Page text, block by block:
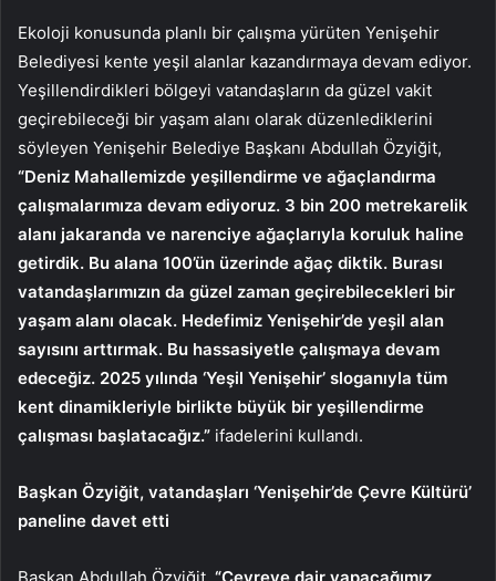
Ekoloji konusunda planlı bir çalışma yürüten Yenişehir
Belediyesi kente yeşil alanlar kazandırmaya devam ediyor.
Yeşillendirdikleri bölgeyi vatandaşların da güzel vakit
geçirebileceği bir yaşam alanı olarak düzenlediklerini
söyleyen Yenişehir Belediye Başkanı Abdullah Özyiğit,
“Deniz Mahallemizde yeşillendirme ve ağaçlandırma
çalışmalarımıza devam ediyoruz. 3 bin 200 metrekarelik
alanı jakaranda ve narenciye ağaçlarıyla koruluk haline
getirdik. Bu alana 100’ün üzerinde ağaç diktik. Burası
vatandaşlarımızın da güzel zaman geçirebilecekleri bir
yaşam alanı olacak. Hedefimiz Yenişehir’de yeşil alan
sayısını arttırmak. Bu hassasiyetle çalışmaya devam
edeceğiz. 2025 yılında ‘Yeşil Yenişehir’ sloganıyla tüm
kent dinamikleriyle birlikte büyük bir yeşillendirme
çalışması başlatacağız.” ifadelerini kullandı.
Başkan Özyiğit, vatandaşları ‘Yenişehir’de Çevre Kültürü’
paneline davet etti